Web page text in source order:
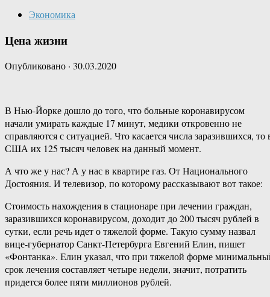
Экономика
Цена жизни
Опубликовано · 30.03.2020
В Нью-Йорке дошло до того, что больные коронавирусом
начали умирать каждые 17 минут, медики откровенно не
справляются с ситуацией. Что касается числа заразившихся, то
США их 125 тысяч человек на данный момент.
А что же у нас? А у нас в квартире газ. От Национального
Достояния. И телевизор, по которому рассказывают вот такое:
Стоимость нахождения в стационаре при лечении граждан,
заразившихся коронавирусом, доходит до 200 тысяч рублей в
сутки, если речь идет о тяжелой форме. Такую сумму назвал
вице-губернатор Санкт-Петербурга Евгений Елин, пишет
«Фонтанка». Елин указал, что при тяжелой форме
срок лечения составляет четыре недели, значит, потратить
придется более пяти миллионов рублей.